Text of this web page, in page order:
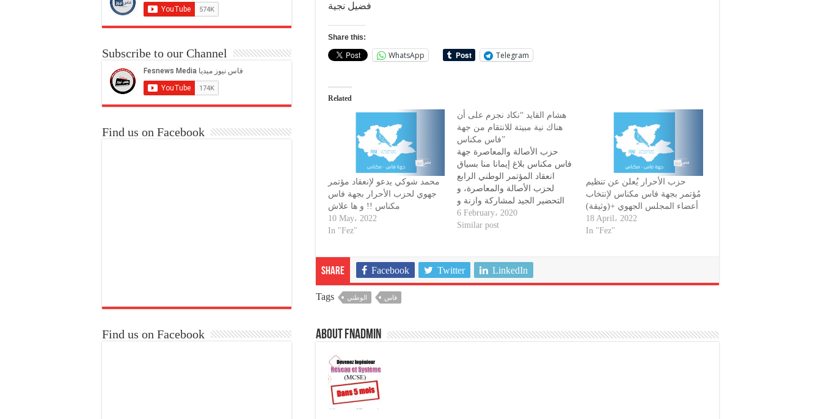
فضيل نجية
Share this:
WhatsApp Telegram
Related
محمد شوكي يدعو لإنعقاد مؤتمر
جهوي لحزب الأحرار بجهة فاس
مكناس !! و ها علاش
10 May، 2022
In "Fez"
هشام القايد “نكاد نجزم على أن
هناك نية مبيتة للانتقام من جهة
فاس مكناس”
حزب الأصالة والمعاصرة جهة
فاس مكناس بلاغ إيمانا منا بسياق
انعقاد المؤتمر الوطني الرابع
لحزب الأصالة والمعاصرة، و
التحضير الجيد لمشاركة وازنة و
مسؤولة لجهة فاس مكناس، و
بصفتي أمين عام جهوي لحزب
الوطنية ، وبعد اتصالات مضنية
6 February، 2020
Similar post
حزب الأحرار يُعلن عن تنظيم
مُؤتمر بجهة فاس مكناس لإنتخاب
أعضاء المجلس الجهوي +(وثيقة)
18 April، 2022
In "Fez"
Share Facebook Twitter LinkedIn
Tags الوطني فاس
About fnadmin
Subscribe to our Channel
Find us on Facebook
Find us on Facebook